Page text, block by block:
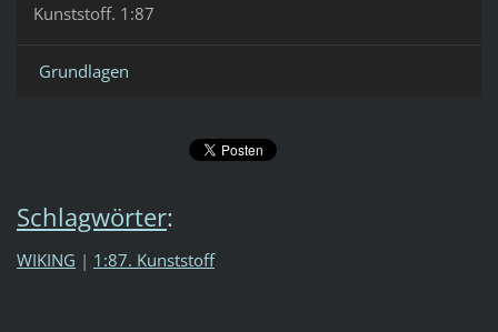
Kunststoff. 1:87
Grundlagen
Schlagwörter:
WIKING | 1:87. Kunststoff